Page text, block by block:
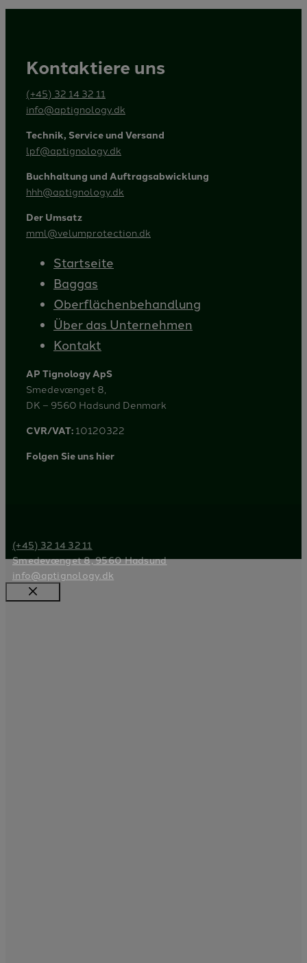
Kontaktiere uns
(+45) 32 14 32 11
info@aptignology.dk
Technik, Service und Versand
lpf@aptignology.dk
Buchhaltung und Auftragsabwicklung
hhh@aptignology.dk
Der Umsatz
mml@velumprotection.dk
Startseite
Baggas
Oberflächenbehandlung
Über das Unternehmen
Kontakt
AP Tignology ApS
Smedevænget 8,
DK – 9560 Hadsund Denmark
CVR/VAT: 10120322
Folgen Sie uns hier
(+45) 32 14 32 11
Smedevænget 8, 9560 Hadsund
info@aptignology.dk
Schließen